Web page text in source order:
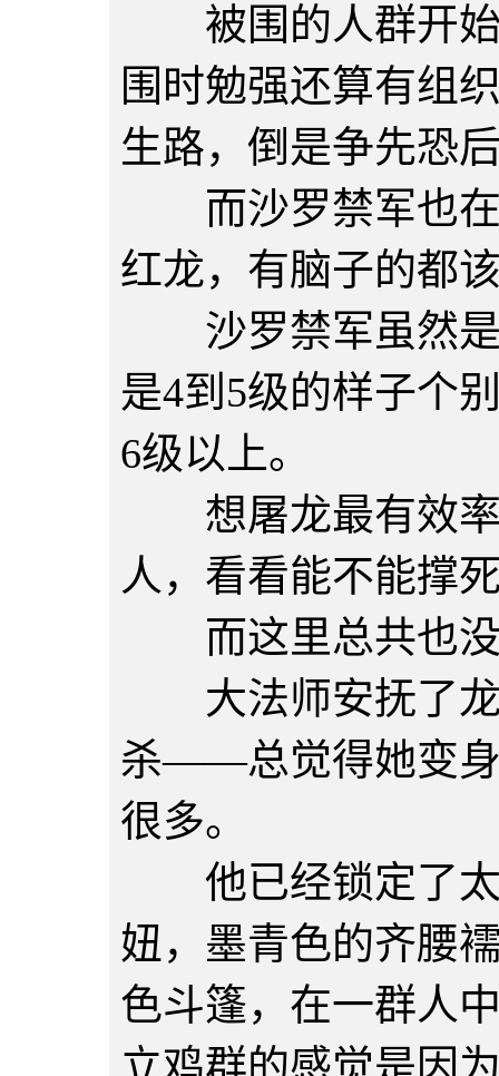
被围的人群开始
围时勉强还算有组
生路，倒是争先恐
而沙罗禁军也在
红龙，有脑子的都
沙罗禁军虽然是
是4到5级的样子个
6级以上。
想屠龙最有效率
人，看看能不能撑
而这里总共也没
大法师安抚了龙
杀——总觉得她变
很多。
他已经锁定了太
妞，墨青色的齐腰
色斗篷，在一群人
立鸡群的感觉是因